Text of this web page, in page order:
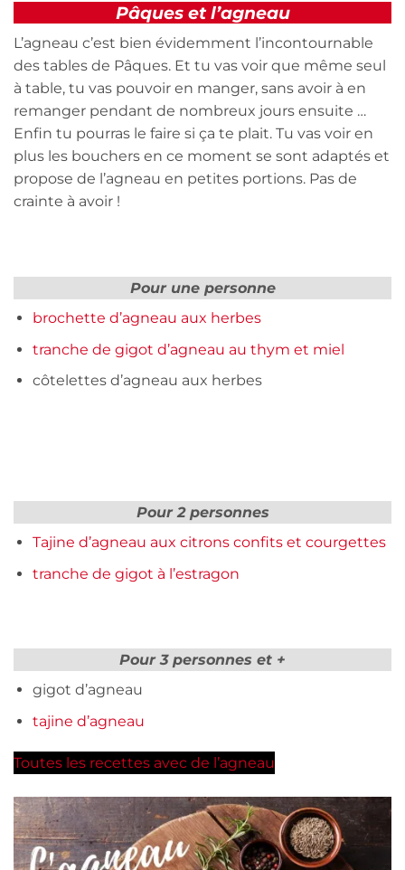
Pâques et l’agneau
L’agneau c’est bien évidemment l’incontournable
des tables de Pâques. Et tu vas voir que même seul
à table, tu vas pouvoir en manger, sans avoir à en
remanger pendant de nombreux jours ensuite …
Enfin tu pourras le faire si ça te plait. Tu vas voir en
plus les bouchers en ce moment se sont adaptés et
propose de l’agneau en petites portions. Pas de
crainte à avoir !
Pour une personne
brochette d’agneau aux herbes
tranche de gigot d’agneau au thym et miel
côtelettes d’agneau aux herbes
Pour 2 personnes
Tajine d’agneau aux citrons confits et courgettes
tranche de gigot à l’estragon
Pour 3 personnes et +
gigot d’agneau
tajine d’agneau
Toutes les recettes avec de l’agneau